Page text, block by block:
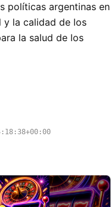
políticas argentinas en
y la calidad de los
la salud de los